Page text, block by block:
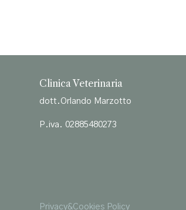
Clinica Veterinaria
dott.Orlando Marzotto
P.iva. 02885480273
Privacy&Cookies Policy